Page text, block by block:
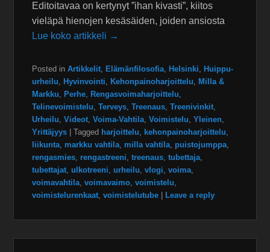
Editoitavaa on kertynyt ”ihan kivasti”, kiitos
vieläpä hienojen kesäsäiden, joiden ansiosta
Lue koko artikkeli →
Posted in Artikkelit, Elämänfilosofia, Helsinki, Huippu-
urheilu, Hyvinvointi, Kehonpainoharjoittelu, Milla &
Markku, Perhe, Rengasvoimaharjoittelu,
Telinevoimistelu,Terveys,Treenaus,Treenivinkit,
Urheilu,Videot,Voima-Vahtila,Voimistelu,Yleinen,
Yrittäjyys
|Tagged harjoittelu, kehonpainoharjoittelu,
liikunta, markku vahtila, milla vahtila, puistojumppa,
rengasmies, rengastreeni,treenaus,tubettaja,
tubettajat,ulkotreeni,urheilu,vlogi,voima,
voimavahtila,voimavaimo,voimistelu,
voimistelurenkaat,voimistelutube Leave a reply